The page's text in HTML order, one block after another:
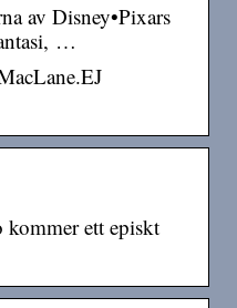
av Disney•Pixars
…
kommer ett episkt